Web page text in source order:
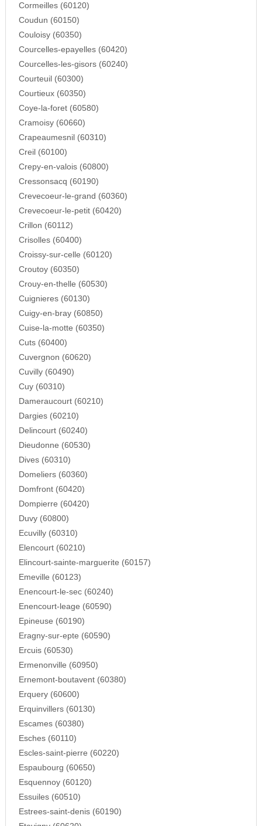
Cormeilles (60120)
Coudun (60150)
Couloisy (60350)
Courcelles-epayelles (60420)
Courcelles-les-gisors (60240)
Courteuil (60300)
Courtieux (60350)
Coye-la-foret (60580)
Cramoisy (60660)
Crapeaumesnil (60310)
Creil (60100)
Crepy-en-valois (60800)
Cressonsacq (60190)
Crevecoeur-le-grand (60360)
Crevecoeur-le-petit (60420)
Crillon (60112)
Crisolles (60400)
Croissy-sur-celle (60120)
Croutoy (60350)
Crouy-en-thelle (60530)
Cuignieres (60130)
Cuigy-en-bray (60850)
Cuise-la-motte (60350)
Cuts (60400)
Cuvergnon (60620)
Cuvilly (60490)
Cuy (60310)
Dameraucourt (60210)
Dargies (60210)
Delincourt (60240)
Dieudonne (60530)
Dives (60310)
Domeliers (60360)
Domfront (60420)
Dompierre (60420)
Duvy (60800)
Ecuvilly (60310)
Elencourt (60210)
Elincourt-sainte-marguerite (60157)
Emeville (60123)
Enencourt-le-sec (60240)
Enencourt-leage (60590)
Epineuse (60190)
Eragny-sur-epte (60590)
Ercuis (60530)
Ermenonville (60950)
Ernemont-boutavent (60380)
Erquery (60600)
Erquinvillers (60130)
Escames (60380)
Esches (60110)
Escles-saint-pierre (60220)
Espaubourg (60650)
Esquennoy (60120)
Essuiles (60510)
Estrees-saint-denis (60190)